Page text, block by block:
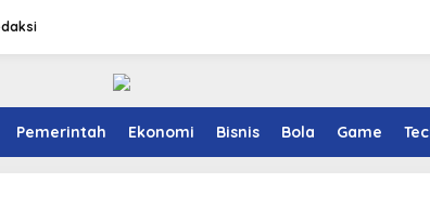
Pemerintah Ekonomi Bisnis Bola Game